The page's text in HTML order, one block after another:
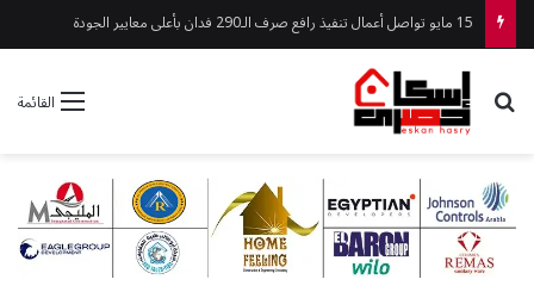
إقامة حفل تكريم لرئيس جهاز أكتوبر الجديدة لبلوغه سن المعاش
القائمة بحث عن